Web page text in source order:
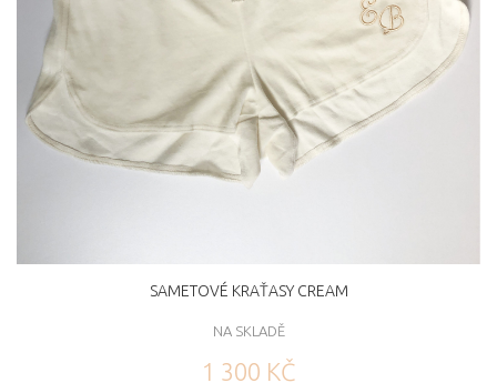
SAMETOVÉ KRAŤASY CREAM
NA SKLADĚ
1 300 KČ